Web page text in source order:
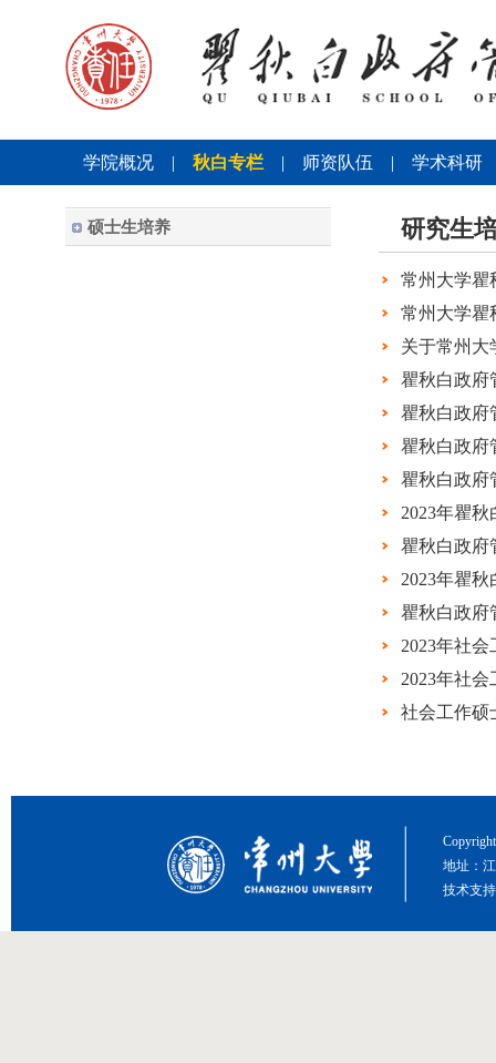
学院概况 | 秋白专栏 | 师资队伍 | 学术科研
硕士生培养 研究生
常州大学瞿
常州大学瞿
关于常州大
瞿秋白政府
瞿秋白政府
瞿秋白政府
瞿秋白政府
2023年瞿
瞿秋白政府
2023年瞿
瞿秋白政府
2023年社
2023年社
社会工作硕
地址：
技术支